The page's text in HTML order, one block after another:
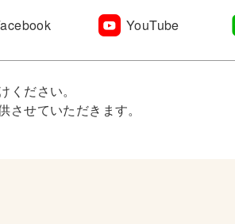
YouTube
ださい。
せていただきます。